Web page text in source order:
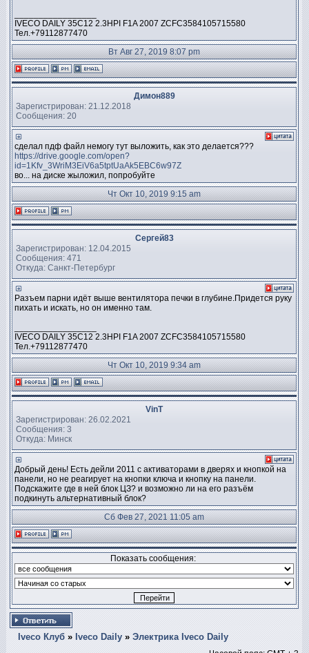
IVECO DAILY 35C12 2.3HPI F1A 2007 ZCFC3584105715580
Тел.+79112877470
Вт Авг 27, 2019 8:07 pm
Димон889
Зарегистрирован: 21.12.2018
Сообщения: 20
сделал пдф файл немогу тут выложить, как это делается???
https://drive.google.com/open?
id=1Kfv_3WriM3EiV6a5tptUaAk5EBC6w97Z
во... на диске жыложил, попробуйте
Чт Окт 10, 2019 9:15 am
Сергей83
Зарегистрирован: 12.04.2015
Сообщения: 471
Откуда: Санкт-Петербург
Разъем парни идёт выше вентилятора печки в глубине.Придется руку
пихать и искать, но он именно там.
IVECO DAILY 35C12 2.3HPI F1A 2007 ZCFC3584105715580
Тел.+79112877470
Чт Окт 10, 2019 9:34 am
VinT
Зарегистрирован: 26.02.2021
Сообщения: 3
Откуда: Минск
Добрый день! Есть дейли 2011 с активаторами в дверях и кнопкой на
панели, но не реагирует на кнопки ключа и кнопку на панели.
Подскажите где в ней блок ЦЗ? и возможно ли на его разъём
подкинуть альтернативный блок?
Сб Фев 27, 2021 11:05 am
Показать сообщения:
Iveco Клуб » Iveco Daily » Электрика Iveco Daily